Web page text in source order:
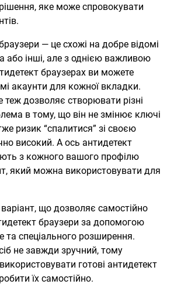
яке може спровокувати
— це схожі на добре відомі
або інші, але з однією важливою
браузерах ви можете
акаунти для кожної вкладки.
теж дозволяє створювати різні
в тому, що він не змінює ключі
ризик “спалитися” зі своєю
високий. А ось антидетект
з кожного вашого профілю
який можна використовувати для
що дозволяє самостійно
браузери за допомогою
та спеціального розширення.
не завжди зручний, тому
готові антидетект
їх самостійно.